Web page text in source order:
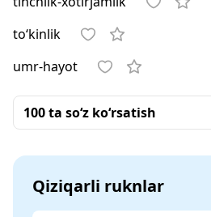
to‘kinlik
umr-hayot
Qiziqarli ruknlar